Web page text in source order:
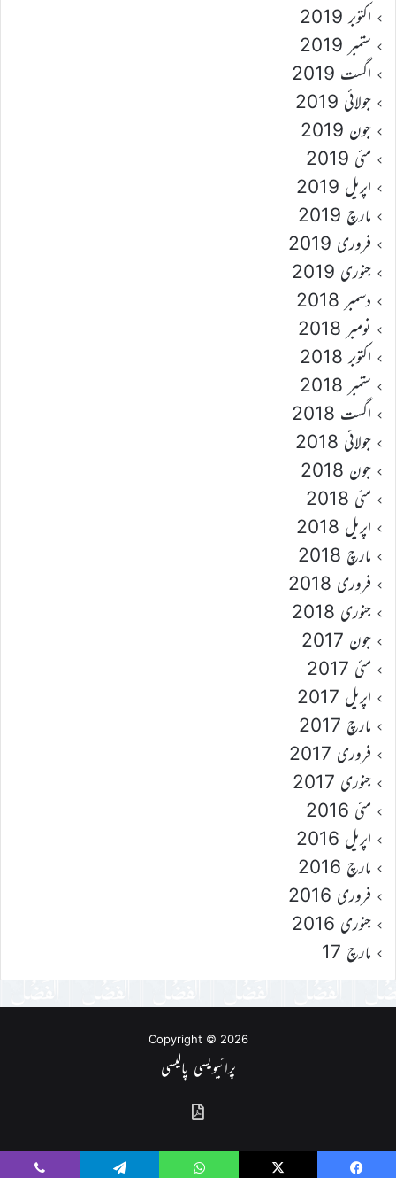
اکتوبر 2019
ستمبر 2019
اگست 2019
جولائی 2019
جون 2019
مئی 2019
اپریل 2019
مارچ 2019
فروری 2019
جنوری 2019
دسمبر 2018
نومبر 2018
اکتوبر 2018
ستمبر 2018
اگست 2018
جولائی 2018
جون 2018
مئی 2018
اپریل 2018
مارچ 2018
فروری 2018
جنوری 2018
جون 2017
مئی 2017
اپریل 2017
مارچ 2017
فروری 2017
جنوری 2017
مئی 2016
اپریل 2016
مارچ 2016
فروری 2016
جنوری 2016
مارچ 17
Copyright © 2026
پرائیویسی پالیسی
گذشتہ
شمارے